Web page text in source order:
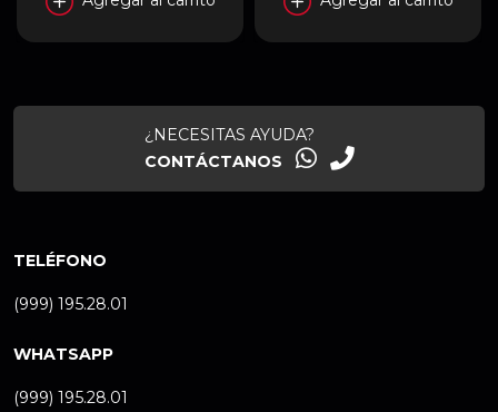
¿NECESITAS AYUDA?
CONTÁCTANOS
TELÉFONO
(999) 195.28.01
WHATSAPP
(999) 195.28.01